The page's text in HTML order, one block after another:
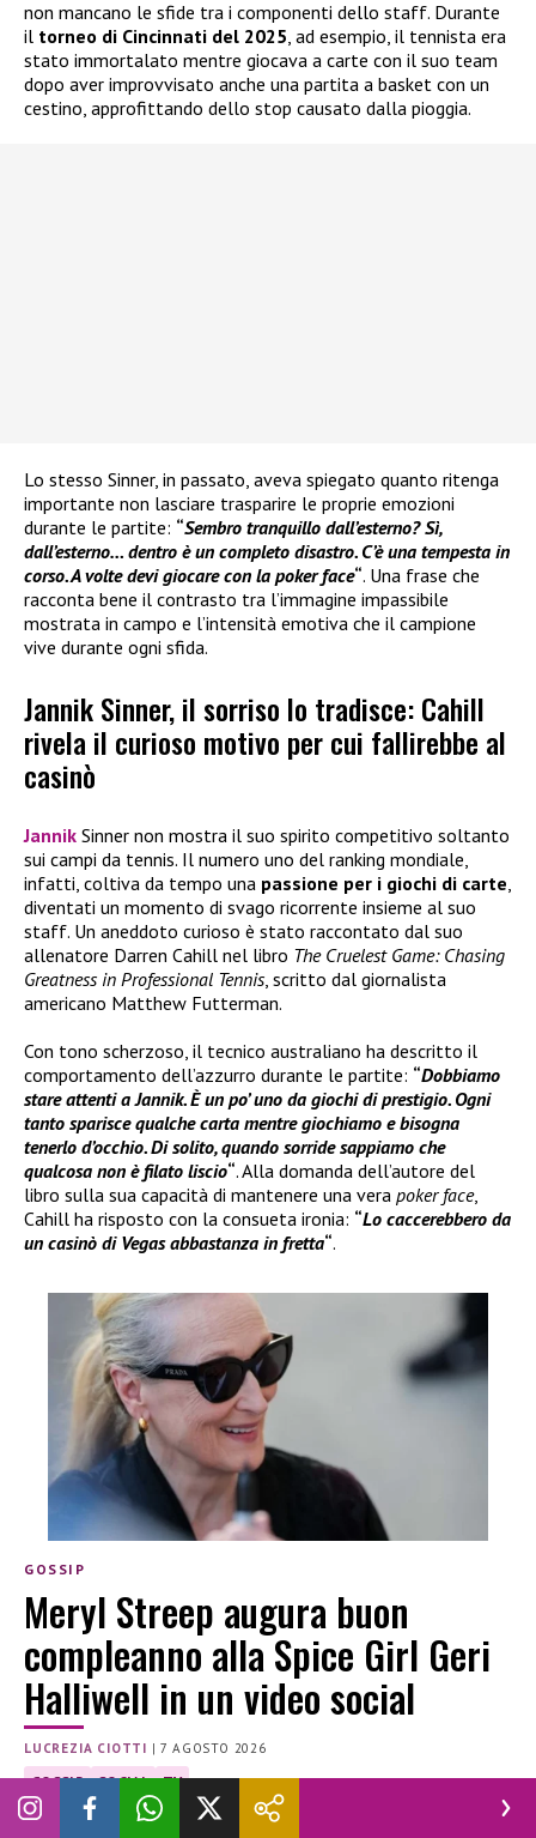
non mancano le sfide tra i componenti dello staff. Durante
il torneo di Cincinnati del 2025, ad esempio, il tennista era
stato immortalato mentre giocava a carte con il suo team
dopo aver improvvisato anche una partita a basket con un
cestino, approfittando dello stop causato dalla pioggia.
Lo stesso Sinner, in passato, aveva spiegato quanto ritenga
importante non lasciare trasparire le proprie emozioni
durante le partite: “Sembro tranquillo dall’esterno? Sì,
dall’esterno… dentro è un completo disastro. C’è una tempesta in
corso. A volte devi giocare con la poker face“. Una frase che
racconta bene il contrasto tra l’immagine impassibile
mostrata in campo e l’intensità emotiva che il campione
vive durante ogni sfida.
Jannik Sinner, il sorriso lo tradisce: Cahill
rivela il curioso motivo per cui fallirebbe al
casinò
Jannik Sinner non mostra il suo spirito competitivo soltanto
sui campi da tennis. Il numero uno del ranking mondiale,
infatti, coltiva da tempo una passione per i giochi di carte,
diventati un momento di svago ricorrente insieme al suo
staff. Un aneddoto curioso è stato raccontato dal suo
allenatore Darren Cahill nel libro The Cruelest Game: Chasing
Greatness in Professional Tennis, scritto dal giornalista
americano Matthew Futterman.
Con tono scherzoso, il tecnico australiano ha descritto il
comportamento dell’azzurro durante le partite: “Dobbiamo
stare attenti a Jannik. È un po’ uno da giochi di prestigio. Ogni
tanto sparisce qualche carta mentre giochiamo e bisogna
tenerlo d’occhio. Di solito, quando sorride sappiamo che
qualcosa non è filato liscio“. Alla domanda dell’autore del
libro sulla sua capacità di mantenere una vera poker face,
Cahill ha risposto con la consueta ironia: “Lo caccerebbero da
un casinò di Vegas abbastanza in fretta“.
GOSSIP
Meryl Streep augura buon
compleanno alla Spice Girl Geri
Halliwell in un video social
LUCREZIA CIOTTI |7 AGOSTO 2026
GOSSIP SOCIAL TV
Meryl Streep sorprende Geri Halliwell per il suo